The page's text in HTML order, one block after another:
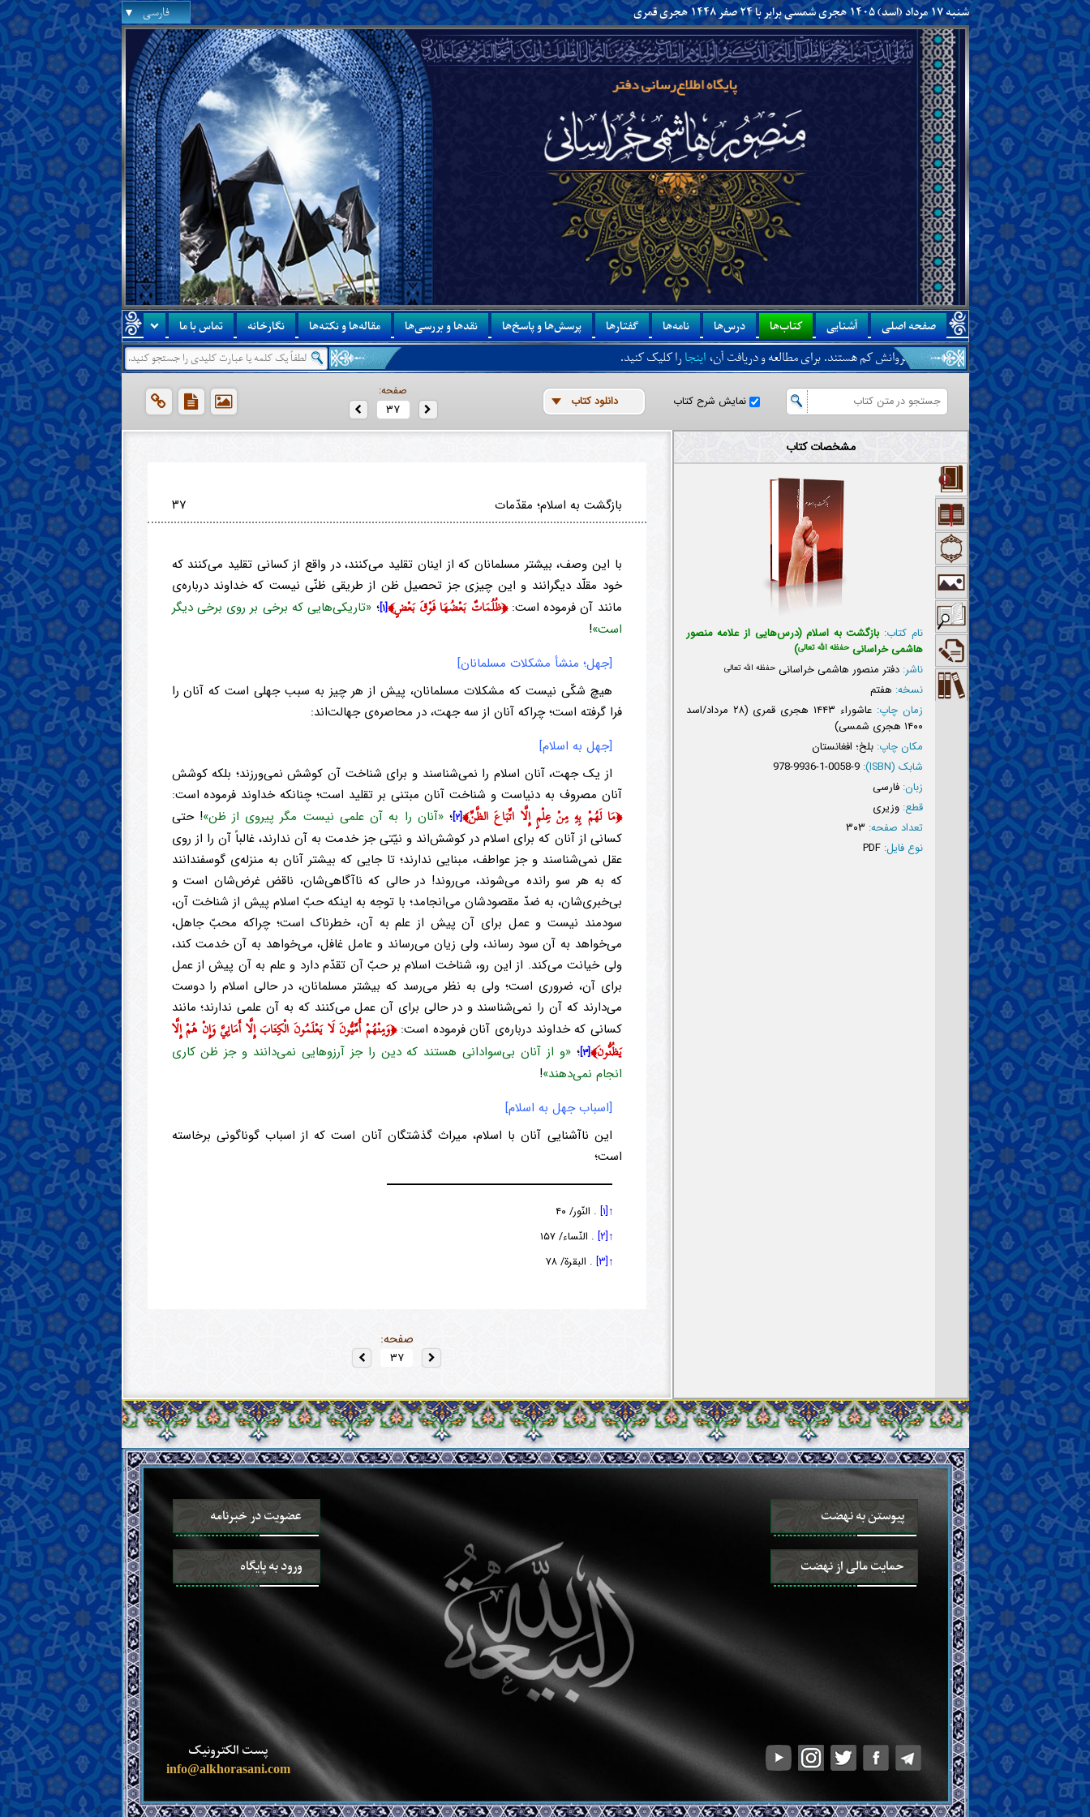
شنبه ۱۷ مرداد (اسد) ۱۴۰۵ هجری شمسی برابر با ۲۴ صفر ۱۴۴۸ هجری قمری فارسی
صفحه اصلی آشنایی کتاب‌ها درس‌ها نامه‌ها گفتارها پرسش‌ها و پاسخ‌ها نقدها و بررسی‌ها مقاله‌ها و نکته‌ها نگارخانه تماس با ما
او و اینکه چرا یاران و پیروانش کم هستند. برای مطالعه و دریافت آن،اینجارا کلیک کنید. ●درس جدید:درس‌هایی از آن جناب
نمایش شرح کتاب دانلود کتاب
صفحه:
مشخصات کتاب
نام کتاب: بازگشت به اسلام (درس‌هایی از علامه منصور
هاشمی خراسانیحفظه الله تعالی)
ناشر: دفتر منصور هاشمی خراسانیحفظه الله تعالی
نسخه: هفتم
زمان چاپ:
عاشوراء ۱۴۴۳ هجری قمری (۲۸ مرداد/اسد
۱۴۰۰ هجری شمسی)
مکان چاپ: بلخ؛ افغانستان
شابک (ISBN):
978-9936-1-0058-9
زبان: فارسی
قطع: وزیری
تعداد صفحه: ۳۰۳
نوع فایل: PDF
بازگشت به اسلام؛ مقدّمات ۳۷
با این وصف، بیشتر مسلمانان که از اینان تقلید می‌کنند، در واقع از کسانی تقلید می‌کنند که
خود مقلّد دیگرانند و این چیزی جز تحصیل ظن از طریقی ظنّی نیست که خداوند درباره‌ی
مانند آن فرموده است:﴿ظُلُمَاتٌ بَعْضُهَا فَوْقَ بَعْضٍ﴾[۱] ؛ «تاریکی‌هایی که برخی بر روی برخی دیگر
است»!
[جهل؛ منشأ مشکلات مسلمانان]
هیچ شکّی نیست که مشکلات مسلمانان، پیش از هر چیز به سبب جهلی است که آنان را
فرا گرفته است؛ چراکه آنان از سه جهت، در محاصره‌ی جهالت‌اند:
[جهل به اسلام]
از یک جهت، آنان اسلام را نمی‌شناسند و برای شناخت آن کوشش نمی‌ورزند؛ بلکه کوشش
آنان مصروف به دنیاست و شناخت آنان مبتنی بر تقلید است؛ چنانکه خداوند فرموده است:
﴿مَا لَهُمْ بِهِ مِنْ عِلْمٍ إِلَّا اتِّبَاعَ الظَّنِّ﴾[۲] ؛«آنان را به آن علمی نیست مگر پیروی از ظن»! حتی
کسانی از آنان که برای اسلام در کوشش‌اند و نیّتی جز خدمت به آن ندارند، غالباً آن را از روی
عقل نمی‌شناسند و جز عواطف، مبنایی ندارند؛ تا جایی که بیشتر آنان به منزله‌ی گوسفندانند
که به هر سو رانده می‌شوند، می‌روند! در حالی که ناآگاهی‌شان، ناقض غرض‌شان است و
بی‌خبری‌شان، به ضدّ مقصودشان می‌انجامد؛ با توجه به اینکه حبّ اسلام پیش از شناخت آن،
سودمند نیست و عمل برای آن پیش از علم به آن، خطرناک است؛ چراکه محبّ جاهل،
می‌خواهد به آن سود رساند، ولی زیان می‌رساند و عامل غافل، می‌خواهد به آن خدمت کند،
ولی خیانت می‌کند. از این رو، شناخت اسلام بر حبّ آن تقدّم دارد و علم به آن پیش از عمل
برای آن، ضروری است؛ ولی به نظر می‌رسد که بیشتر مسلمانان، در حالی اسلام را دوست
می‌دارند که آن را نمی‌شناسند و در حالی برای آن عمل می‌کنند که به آن علمی ندارند؛ مانند
کسانی که خداوند درباره‌ی آنان فرموده است:﴿وَمِنْهُمْ أُمِّيُّونَ لَا يَعْلَمُونَ الْكِتَابَ إِلَّا أَمَانِيَّ وَإِنْ هُمْ إِلَّا
يَظُنُّونَ﴾[۳] ؛«و از آنان بی‌سوادانی هستند که دین را جز آرزوهایی نمی‌دانند و جز ظن کاری
انجام نمی‌دهند»!
[اسباب جهل به اسلام]
این ناآشنایی آنان با اسلام، میراث گذشتگان آنان است که از اسباب گوناگونی برخاسته
است؛
↑[۱] . النّور/ ۴۰
↑[۲]
. النّساء/ ۱۵۷
↑[۳]
. البقرة/ ۷۸
صفحه:
پیوستن به نهضت
حمایت مالی از نهضت
عضویت در خبرنامه
ورود به پایگاه
پست الکترونیک
info@alkhorasani.com